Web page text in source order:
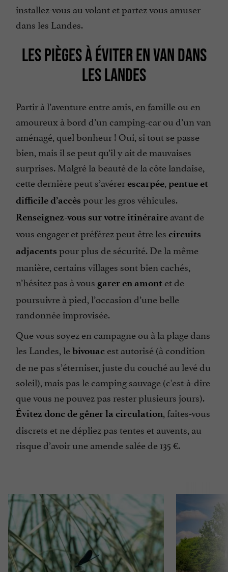
installez-vous au volant et partez vous amuser
dans les Landes.
LES PIÈGES À ÉVITER EN VAN DANS
LES LANDES
Partir à l’aventure entre amis, en famille ou en
amoureux à bord d’un camping-car ou d’un van
aménagé, quel bonheur ! Oui, si tout se passe
bien, mais il se peut qu’il y ait de mauvaises
surprises. Malgré la beauté de la côte landaise,
cette dernière peut s’avérerescarpée, pentue et
difficiled’accès pour les gros véhicules.
Renseignez-vous sur votre itinéraire avant de
vous engager et préférez peut-être les circuits
adjacents pour plus de sécurité. De la même
manière, certains villages sont bien cachés,
n’hésitez pas à vous garer en amont et de
poursuivre à pied, l’occasion d’une belle
randonnée improvisée.
Que vous soyez en campagne ou à la plage dans
les Landes, lebivouac est autorisé (à condition
de ne pas s’éterniser, juste du couché au levé du
soleil), mais pas le camping sauvage (c'est-à-dire
que vous ne pouvez pas rester plusieurs jours).
Évitez donc de gêner la circulation, faites-vous
discrets et ne dépliez pas tentes et auvents, au
risque d’avoir une amende salée de 135 €.